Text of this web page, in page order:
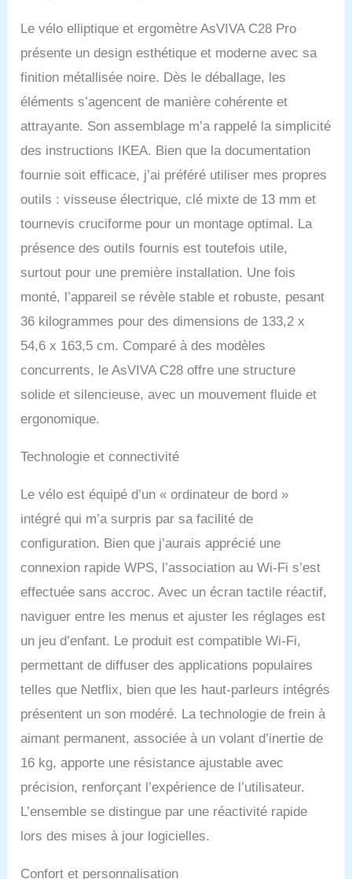
ergonomique.
FITNESS : ordinateur de
fitness à écran tactile
divertissement multimédia
grâce à la fonction Wi-Fi,
pour la musique et la
vidéo, avec l'application
de fitness Kinomap pour
IOS et Android, Bluetooth,
support pour
tablette/smartphone et
PROGRAMMES
D'ENTRAÎNEMENT
programmes de fitness
préinstallés, dont 4
conditionnement et
d'intervalle basés sur la
l'utilisateur et une fonction
l'entraînement de
Le vélo elliptique et ergomètre AsVIVA C28 Pro
présente un design esthétique et moderne avec sa
finition métallisée noire. Dès le déballage, les
éléments s’agencent de manière cohérente et
attrayante. Son assemblage m’a rappelé la simplicité
des instructions IKEA. Bien que la documentation
fournie soit efficace, j’ai préféré utiliser mes propres
outils : visseuse électrique, clé mixte de 13 mm et
tournevis cruciforme pour un montage optimal. La
présence des outils fournis est toutefois utile,
surtout pour une première installation. Une fois
monté, l’appareil se révèle stable et robuste, pesant
36 kilogrammes pour des dimensions de 133,2 x
54,6 x 163,5 cm. Comparé à des modèles
concurrents, le AsVIVA C28 offre une structure
solide et silencieuse, avec un mouvement fluide et
ergonomique.
Technologie et connectivité
Le vélo est équipé d’un « ordinateur de bord »
intégré qui m’a surpris par sa facilité de
configuration. Bien que j’aurais apprécié une
connexion rapide WPS, l’association au Wi-Fi s’est
effectuée sans accroc. Avec un écran tactile réactif,
naviguer entre les menus et ajuster les réglages est
un jeu d’enfant. Le produit est compatible Wi-Fi,
permettant de diffuser des applications populaires
telles que Netflix, bien que les haut-parleurs intégrés
présentent un son modéré. La technologie de frein à
aimant permanent, associée à un volant d’inertie de
16 kg, apporte une résistance ajustable avec
précision, renforçant l’expérience de l’utilisateur.
L’ensemble se distingue par une réactivité rapide
lors des mises à jour logicielles.
Confort et personnalisation